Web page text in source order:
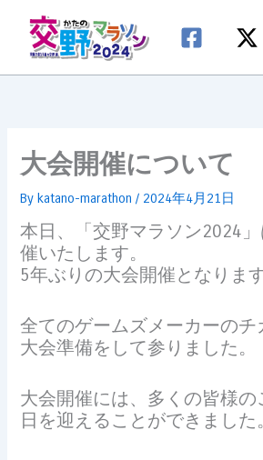
ス
大会開催について
By katano-marathon/ 2024年4月21日
本日、「交野マラソン2024
催いたします。
5年ぶりの大会開催となります
全てのゲームズメーカーのチ
大会準備をして参りました。
大会開催には、多くの皆様の
日を迎えることができました